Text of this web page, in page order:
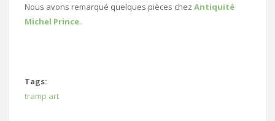
Nous avons remarqué quelques pièces chez Antiquité
Michel Prince.
Tags:
tramp art